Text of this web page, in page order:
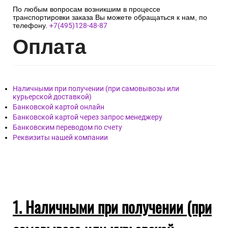
По любым вопросам возникшим в процессе
транспортировки заказа Вы можете обращаться к нам, по
телефону. +7(495)128-48-87
Оплата
Наличными при получении (при самовывозы или
курьерской доставкой)
Банковской картой онлайн
Банковской картой через запрос менеджеру
Банковским переводом по счету
Реквизиты нашей компании
1. Наличными при получении (при